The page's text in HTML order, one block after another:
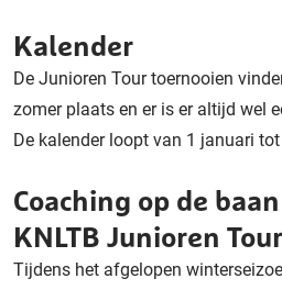
Kalender
De Junioren Tour toernooien
zomer plaats en er is er altijd wel
De kalender loopt van 1 januari
Coaching op de
KNLTB Junioren Tour
Tijdens het afgelopen